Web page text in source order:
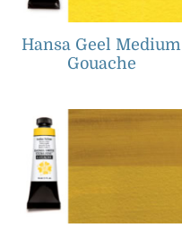
Hansa Geel Medium
Gouache